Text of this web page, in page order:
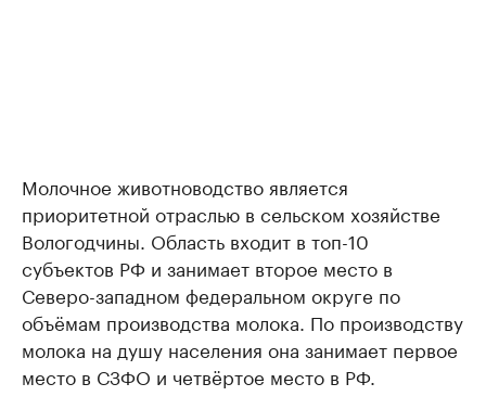
Молочное животноводство является
приоритетной отраслью в сельском хозяйстве
Вологодчины. Область входит в топ-10
субъектов РФ и занимает второе место в
Северо-западном федеральном округе по
объёмам производства молока. По производству
молока на душу населения она занимает первое
место в СЗФО и четвёртое место в РФ.